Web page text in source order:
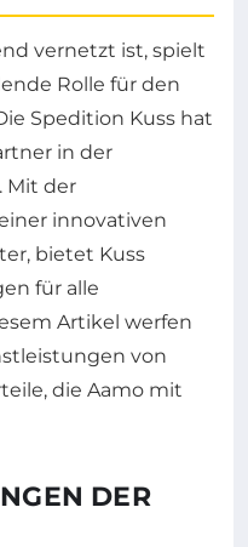
vernetzt ist, spielt
Rolle für den
Spedition Kuss hat
in der
Mit der
innovativen
bietet Kuss
für alle
Artikel werfen
von
die Aamo mit
DER